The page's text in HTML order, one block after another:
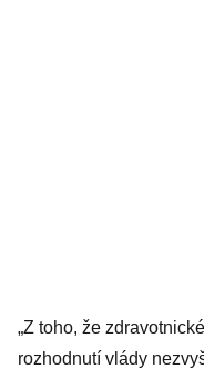
„Z toho, že
rozhodnutí vlády